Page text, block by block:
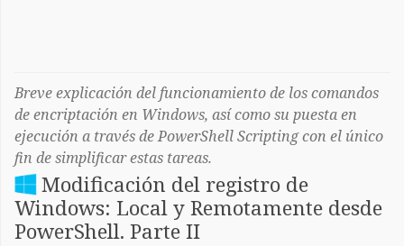
Breve explicación del funcionamiento de los comandos
de encriptación en Windows, así como su puesta en
ejecución a través de PowerShell Scripting con el único
fin de simplificar estas tareas.
Modificación del registro de
Windows: Local y Remotamente desde
PowerShell. Parte II